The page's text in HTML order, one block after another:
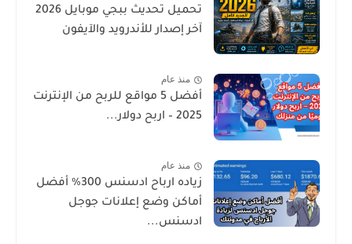
تحميل تحديث ببجي موبايل 2026
آخر إصدار للأندرويد والآيفون
منذ عام
أفضل 5 مواقع للربح من الإنترنت
2025 – اربح دولار...
منذ عام
زياده ارباح ادسنس 300% أفضل
أماكن وضع إعلانات جوجل
ادسنس...